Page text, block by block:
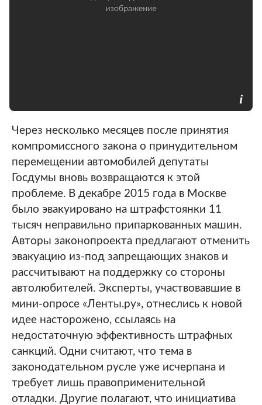
Через несколько месяцев после принятия
компромиссного закона о принудительном
перемещении автомобилей депутаты
Госдумы вновь возвращаются к этой
проблеме. В декабре 2015 года в Москве
было эвакуировано на штрафстоянки 11
тысяч неправильно припаркованных машин.
Авторы законопроекта предлагают отменить
эвакуацию из-под запрещающих знаков и
рассчитывают на поддержку со стороны
автолюбителей. Эксперты, участвовавшие в
мини-опросе «Ленты.ру», отнеслись к новой
идее насторожено, ссылаясь на
недостаточную эффективность штрафных
санкций. Одни считают, что тема в
законодательном русле уже исчерпана и
требует лишь правоприменительной
отладки. Другие полагают, что инициатива